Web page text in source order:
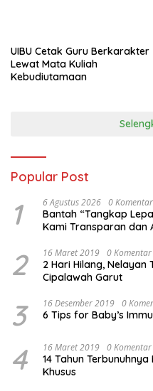
UIBU Cetak Guru Berkarakter
Lewat Mata Kuliah
Kebudiutamaan
Popular Post
1 6 Agustus 2026 0 Komentar
Bantah “Tangkap
Kami Transparan dan
2 16 Maret 2019 0 Komentar
2 Hari Hilang, Nelayan
Cipalawah Garut
3 16 Desember 2019 0
6 Tips for Baby’s
4 16 Maret 2019 0 Komentar
14 Tahun
Khusus